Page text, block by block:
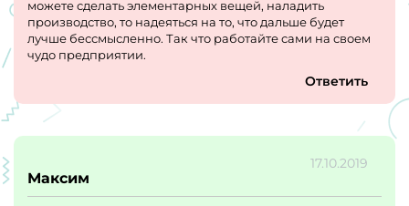
можете сделать элементарных вещей, наладить
производство, то надеяться на то, что дальше будет
лучше бессмысленно. Так что работайте сами на своем
чудо предприятии.
Ответить
17.10.2019
Максим